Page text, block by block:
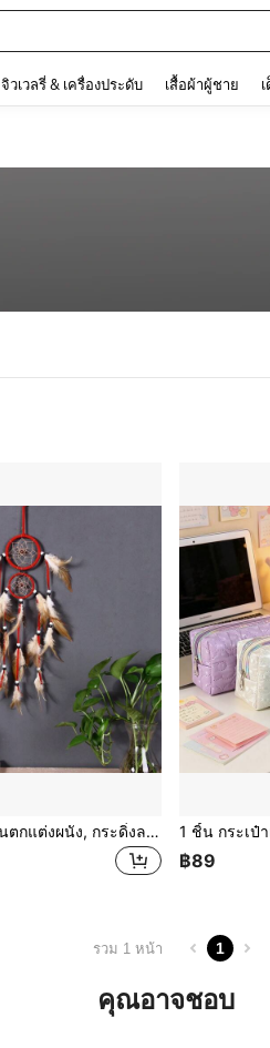
จิวเวลรี่ & เครื่องประดับ เสื้อผ้าผู้ชาย
1ชิ้น เครื่องดักฝันตกแต่งผนัง, กระดิ่งลมติดบ้านแบบสองห่วง, เครื่องประดับตกแต่งทำจากขนนก
฿89
รวม 1 หน้า 1
คุณอาจชอบ